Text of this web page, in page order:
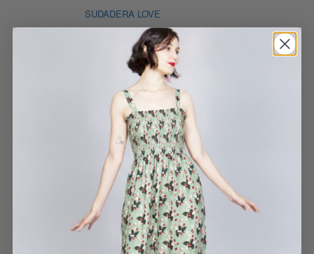
SUDADERA LOVE
19 JUNIO, 2022
Cómodo, precioso y súper
gustosito.
TOP ROSE